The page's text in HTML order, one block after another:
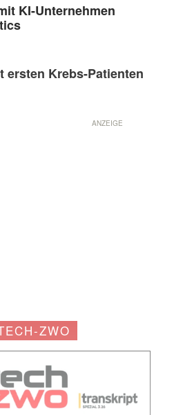
Newsletter
informiert.
KI-Unternehmen
ersten Krebs-Patienten
ANZEIGE
ZWO